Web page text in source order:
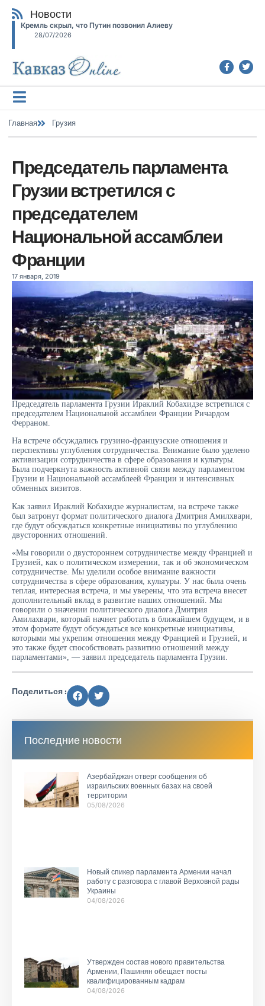
Новости
Кремль скрыл, что Путин позвонил Алиеву
28/07/2026
Главная Грузия
Председатель парламента
Грузии встретился с
председателем
Национальной ассамблеи
Франции
17 января, 2019
Председатель парламента Грузии Ираклий Кобахидзе встретился с
председателем Национальной ассамблеи Франции Ричардом
Ферраном.
На встрече обсуждались грузино-французские отношения и
перспективы углубления сотрудничества. Внимание было уделено
активизации сотрудничества в сфере образования и культуры.
Была подчеркнута важность активной связи между парламентом
Грузии и Национальной ассамблеей Франции и интенсивных
обменных визитов.
Как заявил Ираклий Кобахидзе журналистам, на встрече также
был затронут формат политического диалога Дмитрия Амилхвари,
где будут обсуждаться конкретные инициативы по углублению
двусторонних отношений.
«Мы говорили о двустороннем сотрудничестве между Францией и
Грузией, как о политическом измерении, так и об экономическом
сотрудничестве. Мы уделили особое внимание важности
сотрудничества в сфере образования, культуры. У нас была очень
теплая, интересная встреча, и мы уверены, что эта встреча внесет
дополнительный вклад в развитие наших отношений. Мы
говорили о значении политического диалога Дмитрия
Амилахвари, который начнет работать в ближайшем будущем, и в
этом формате будут обсуждаться все конкретные инициативы,
которыми мы укрепим отношения между Францией и Грузией, и
это также будет способствовать развитию отношений между
парламентами», — заявил председатель парламента Грузии.
Поделиться :
Последние новости
Азербайджан отверг сообщения об
израильских военных базах на своей
территории
05/08/2026
Новый спикер парламента Армении начал
работу с разговора с главой Верховной рады
Украины
04/08/2026
Утвержден состав нового правительства
Армении, Пашинян обещает посты
квалифицированным кадрам
04/08/2026